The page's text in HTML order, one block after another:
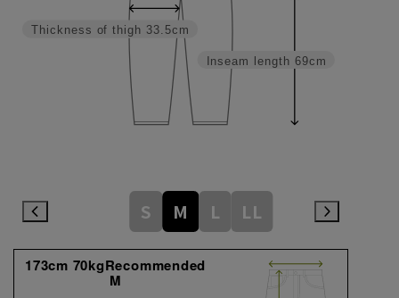
Inseam length 69cm
Thickness of thigh 33.5cm
S M L LL
173cm 70kgRecommended
M